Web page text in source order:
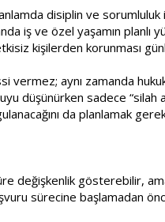
disiplin ve sorumluluk
iş ve özel yaşamın
kişilerden korunması
aynı zamanda
düşünürken sadece “silah
da planlamak
değişkenlik gösterebilir,
sürecine başlamadan